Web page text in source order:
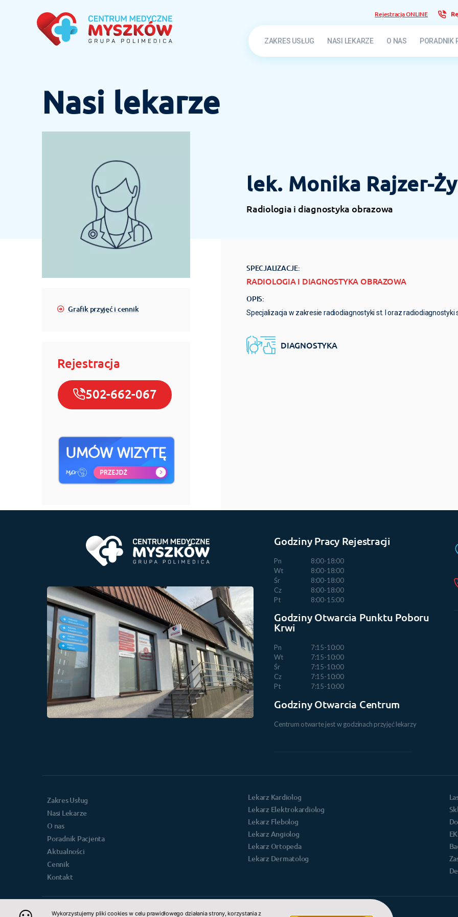
Rejestracja ONLINE
ZAKRES USŁUG NASI LEKARZE O NAS PORADNIK
Nasi lekarze
lek. Monika Rajzer-
Radiologia i diagnostyka obrazowa
Grafik przyjęć i cennik
Rejestracja
502-662-067
SPECJALIZACJE:
RADIOLOGIA I DIAGNOSTYKA OBRAZOWA
OPIS:
Specjalizacja w zakresie radiodiagnostyki st. I oraz radiodiagnostyki
DIAGNOSTYKA
Godziny Pracy Rejestracji
Pn
Wt
Śr
Cz
Pt
8:00-18:00
8:00-18:00
8:00-18:00
8:00-18:00
8:00-15:00
Godziny Otwarcia Punktu Poboru
Krwi
Pn
Wt
Śr
Cz
Pt
7:15-10:00
7:15-10:00
7:15-10:00
7:15-10:00
7:15-10:00
Godziny Otwarcia Centrum
Centrum otwarte jest w godzinach przyjęć lekarzy
Zakres Usług
Nasi Lekarze
O nas
Poradnik Pacjenta
Aktualności
Cennik
Kontakt
Lekarz Kardiolog
Lekarz Elektrokardiolog
Lekarz Flebolog
Lekarz Angiolog
Lekarz Ortopeda
Lekarz Dermatolog
Wykorzystujemy pliki cookies w celu prawidłowego działania strony, korzystania z